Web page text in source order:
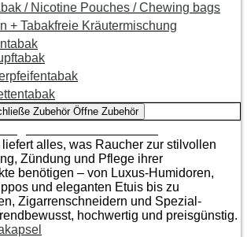
/ Nicotine Pouches / Chewing bags
+ Tabakfreie Kräutermischung
Zubehör Öffne Zubehör
alles, was Raucher zur stilvollen
Zündung und Pflege ihrer
benötigen – von Luxus-Humidoren,
und eleganten Etuis bis zu
Zigarrenschneidern und Spezial-
hochwertig und preisgünstig.